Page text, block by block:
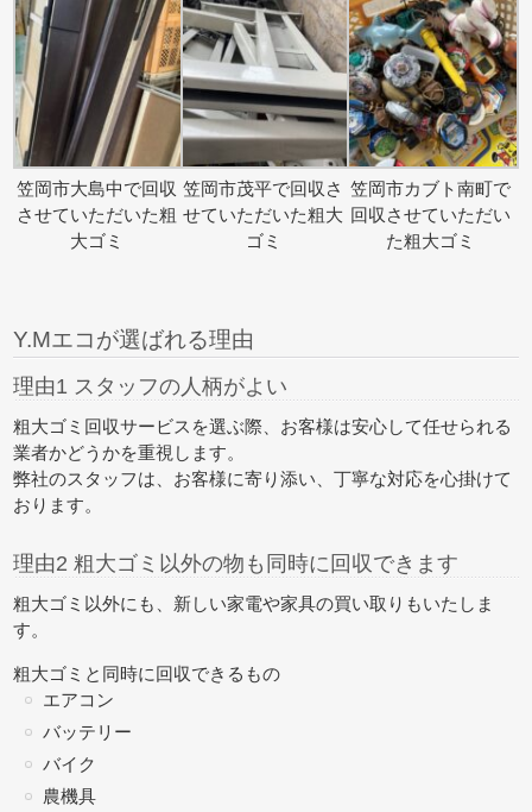
笠岡市大島中で回収
させていただいた粗
大ゴミ
笠岡市茂平で回収さ
せていただいた粗大
ゴミ
笠岡市カブト南町で
回収させていただい
た粗大ゴミ
Y.Mエコが選ばれる理由
理由1 スタッフの人柄がよい
粗大ゴミ回収サービスを選ぶ際、お客様は安心して任せられる
業者かどうかを重視します。
弊社のスタッフは、お客様に寄り添い、丁寧な対応を心掛けて
おります。
理由2 粗大ゴミ以外の物も同時に回収できます
粗大ゴミ以外にも、新しい家電や家具の買い取りもいたしま
す。
粗大ゴミと同時に回収できるもの
エアコン
バッテリー
バイク
農機具